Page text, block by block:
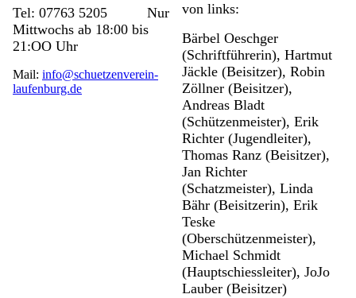
Tel: 07763 5205 Nur
Mittwochs ab 18:00 bis
21:OO Uhr
Mail: info@schuetzenverein-
laufenburg.de
von links:
Bärbel Oeschger
(Schriftführerin), Hartmut
Jäckle (Beisitzer), Robin
Zöllner (Beisitzer),
Andreas Bladt
(Schützenmeister), Erik
Richter (Jugendleiter),
Thomas Ranz (Beisitzer),
Jan Richter
(Schatzmeister), Linda
Bähr (Beisitzerin), Erik
Teske
(Oberschützenmeister),
Michael Schmidt
(Hauptschiessleiter), JoJo
Lauber (Beisitzer)